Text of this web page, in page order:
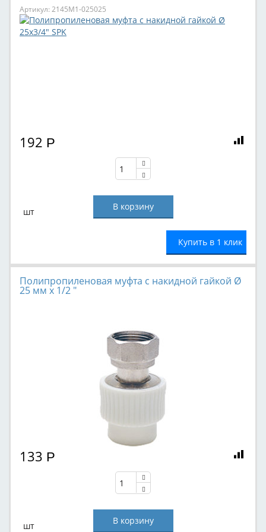
Артикул: 2145M1-025025
192 Р
шт
Купить в 1 клик
Полипропиленовая муфта с накидной гайкой Ø
25 мм х 1/2 "
133 Р
шт